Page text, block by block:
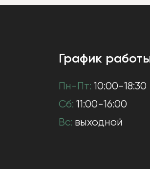
График
Пн-Пт: 10:00-18:30
Сб: 11:00-16:00
Вс: выходной